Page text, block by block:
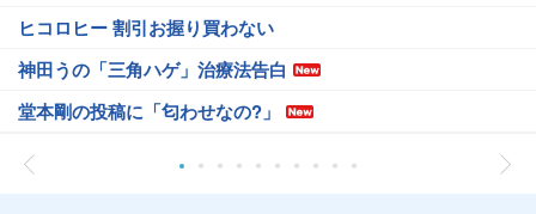
ヒコロヒー 割引お握り買わない
神田うの「三角ハゲ」治療法告白
堂本剛の投稿に「匂わせなの?」